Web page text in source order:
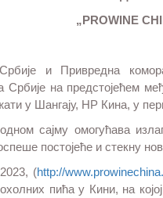
„PROWINE
Србије и Привредна
Србије на предстојећем
у Шангају, НР Кина, у
сајму омогућава
постојеће и стекну
(http://
пића у Кини, на